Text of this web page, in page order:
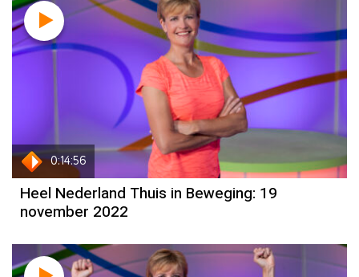
0:14:56
Heel Nederland Thuis in Beweging: 19
november 2022